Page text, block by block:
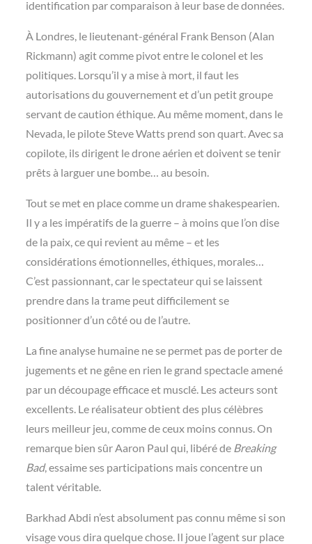
identification par comparaison à leur base de données.
À Londres, le lieutenant-général Frank Benson (Alan
Rickmann) agit comme pivot entre le colonel et les
politiques. Lorsqu’il y a mise à mort, il faut les
autorisations du gouvernement et d’un petit groupe
servant de caution éthique. Au même moment, dans le
Nevada, le pilote Steve Watts prend son quart. Avec sa
copilote, ils dirigent le drone aérien et doivent se tenir
prêts à larguer une bombe… au besoin.
Tout se met en place comme un drame shakespearien.
Il y a les impératifs de la guerre – à moins que l’on dise
de la paix, ce qui revient au même – et les
considérations émotionnelles, éthiques, morales…
C’est passionnant, car le spectateur qui se laissent
prendre dans la trame peut difficilement se
positionner d’un côté ou de l’autre.
La fine analyse humaine ne se permet pas de porter de
jugements et ne gêne en rien le grand spectacle amené
par un découpage efficace et musclé. Les acteurs sont
excellents. Le réalisateur obtient des plus célèbres
leurs meilleur jeu, comme de ceux moins connus. On
remarque bien sûr Aaron Paul qui, libéré de Breaking
Bad, essaime ses participations mais concentre un
talent véritable.
Barkhad Abdi n’est absolument pas connu même si son
visage vous dira quelque chose. Il joue l’agent sur place